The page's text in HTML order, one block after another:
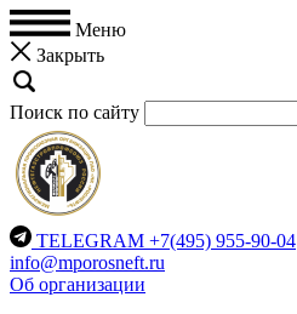
Меню
Закрыть
Поиск по сайту
TELEGRAM +7(495) 955-90-04
info@mporosneft.ru
Об организации